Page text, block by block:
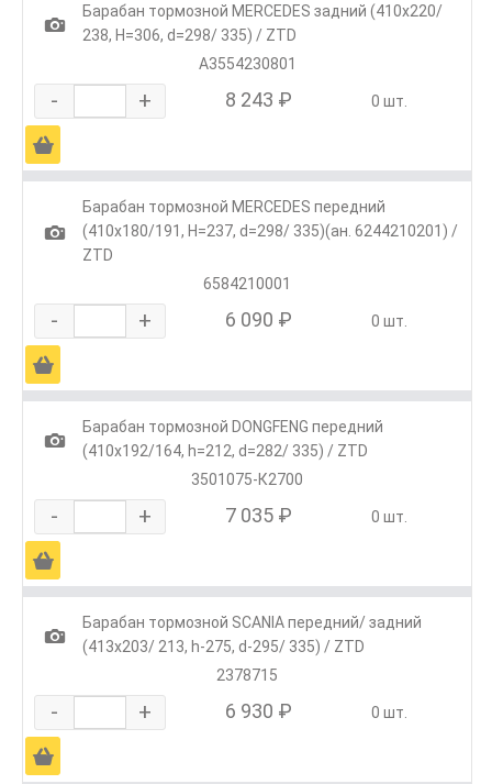
1
Барабан тормозной MERCEDES задний (410x220/
238, H=306, d=298/ 335) / ZTD
A3554230801
- + 8 243 ₽ 0 шт.
Ä
1
Барабан тормозной MERCEDES передний
(410x180/191, H=237, d=298/ 335)(ан. 6244210201) /
ZTD
6584210001
- + 6 090 ₽ 0 шт.
Ä
1
Барабан тормозной DONGFENG передний
(410x192/164, h=212, d=282/ 335) / ZTD
3501075-К2700
- + 7 035 ₽ 0 шт.
Ä
1
Барабан тормозной SCANIA передний/ задний
(413x203/ 213, h-275, d-295/ 335) / ZTD
2378715
- + 6 930 ₽ 0 шт.
Ä